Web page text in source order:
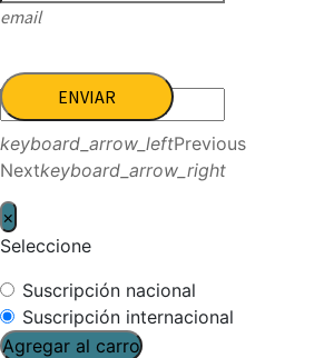
email
ENVIAR
keyboard_arrow_leftPrevious
Nextkeyboard_arrow_right
×
Seleccione
Suscripción nacional
Suscripción internacional
Agregar al carro